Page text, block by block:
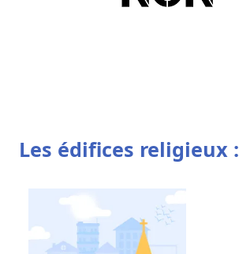
Les édifices religieux :